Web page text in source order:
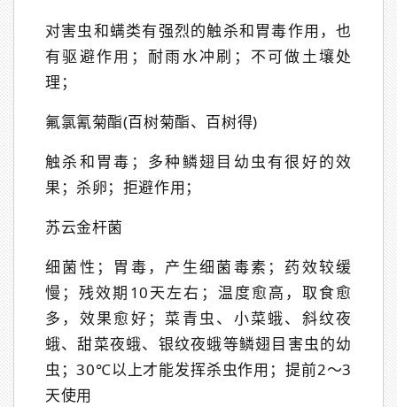
对害虫和螨类有强烈的触杀和胃毒作用，也
有驱避作用；耐雨水冲刷；不可做土壤处
理；
氟氯氰菊酯(百树菊酯、百树得)
触杀和胃毒；多种鳞翅目幼虫有很好的效
果；杀卵；拒避作用；
苏云金杆菌
细菌性；胃毒，产生细菌毒素；药效较缓
慢；残效期10天左右；温度愈高，取食愈
多，效果愈好；菜青虫、小菜蛾、斜纹夜
蛾、甜菜夜蛾、银纹夜蛾等鳞翅目害虫的幼
虫；30℃以上才能发挥杀虫作用；提前2～3
天使用